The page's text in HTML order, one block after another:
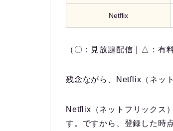
Netflix
（〇：見放題配信｜△：有
残念ながら、Netflix（ネッ
Netflix（ネットフリックス
す。ですから、登録した時